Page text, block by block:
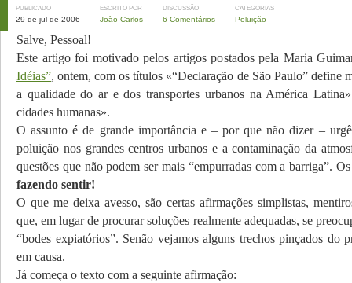
PUBLICADO
29 de jul de 2006
ESCRITO POR
João Carlos
DISCUSSÃO
6 Comentários
CATEGORIAS
Poluição
Salve, Pessoal!
Este artigo foi motivado pelos artigos postados pela Maria
Idéias”, ontem, com os títulos «“Declaração de São Paulo” define
a qualidade do ar e dos transportes urbanos na América
cidades humanas».
O assunto é de grande importância e – por que não dizer –
poluição nos grandes centros urbanos e a contaminação da
questões que não podem ser mais “empurradas com a barriga”.
fazendo sentir!
O que me deixa avesso, são certas afirmações simplistas,
que, em lugar de procurar soluções realmente adequadas, se
“bodes expiatórios”. Senão vejamos alguns trechos pinçados do
em causa.
Já começa o texto com a seguinte afirmação: